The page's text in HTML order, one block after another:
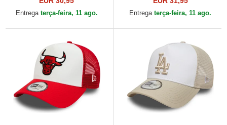
Entrega terça-feira, 11 ago. Entrega terça-feira, 11 ago.